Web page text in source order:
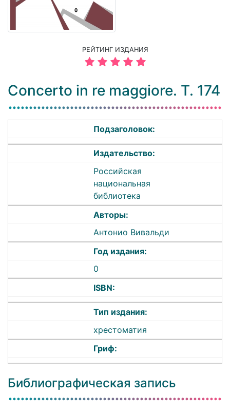
РЕЙТИНГ ИЗДАНИЯ
Concerto in re maggiore. T. 174
Подзаголовок:
Издательство:
Российская
национальная
библиотека
Авторы:
Антонио Вивальди
Год издания:
0
ISBN:
Тип издания:
хрестоматия
Гриф:
Библиографическая запись